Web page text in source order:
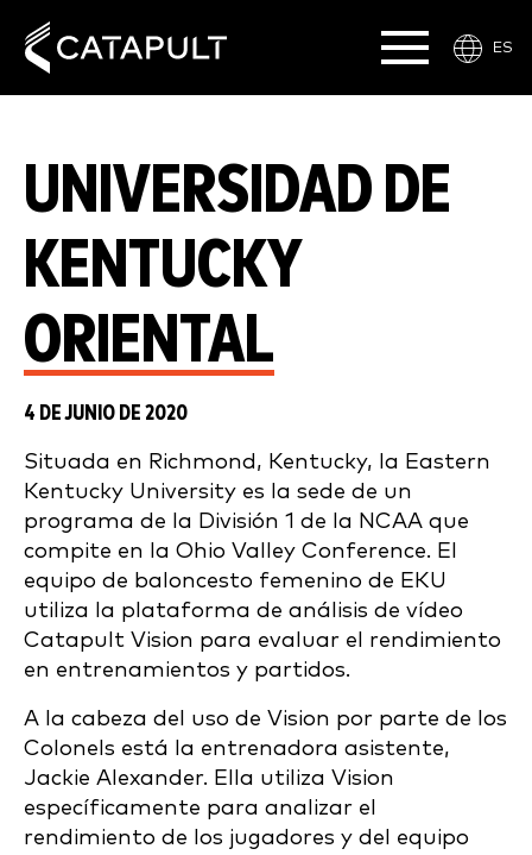
ES
UNIVERSIDAD DE
KENTUCKY
ORIENTAL
4 DE JUNIO DE 2020
Situada en Richmond, Kentucky, la Eastern
Kentucky University es la sede de un
programa de la División 1 de la NCAA que
compite en la Ohio Valley Conference. El
equipo de baloncesto femenino de EKU
utiliza la plataforma de análisis de vídeo
Catapult Vision para evaluar el rendimiento
en entrenamientos y partidos.
A la cabeza del uso de Vision por parte de los
Colonels está la entrenadora asistente,
Jackie Alexander. Ella utiliza Vision
específicamente para analizar el
rendimiento de los jugadores y del equipo